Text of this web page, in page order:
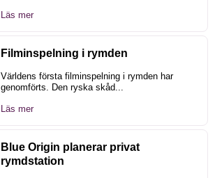
Läs mer
Filminspelning i rymden
Världens första filminspelning i rymden har
genomförts. Den ryska skåd...
Läs mer
Blue Origin planerar privat
rymdstation